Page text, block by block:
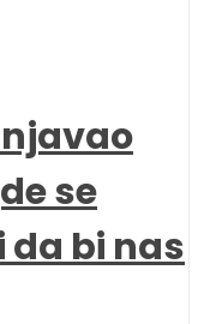
se
bi nas